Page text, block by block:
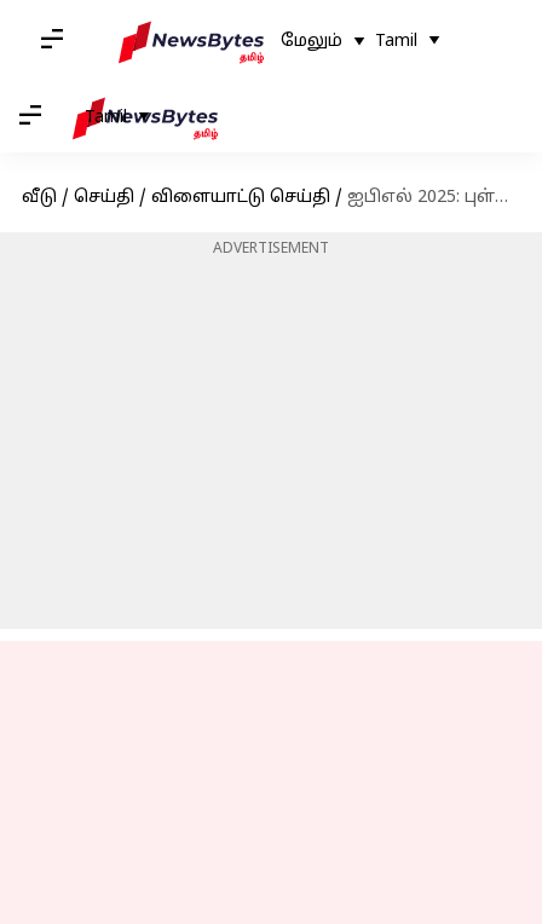
மேலும் Tamil
Tamil
வீடு / செய்தி / விளையாட்டு செய்தி / ஐபிஎல் 2025: புள்ளிப்பட்டியலில் 9வது இடத்திற்கு சரிந்த சிஎஸ்கே; டாப் 4 இடங்களில் இருப்பது யார்?
ADVERTISEMENT